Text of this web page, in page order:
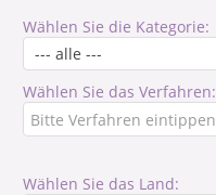
Wählen Sie die Kategorie:
Wählen Sie das Verfahren:
Wählen Sie das Land: